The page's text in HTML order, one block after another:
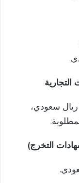
تتراوح الرسوم بين 800 و2500 ريال سعودي،
التخرج)